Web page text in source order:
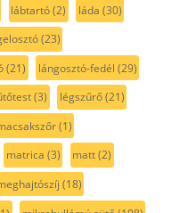
lábtartó(2) láda (30)
(23)
(21) lángosztó-fedél (29)
(3) légszűrő(21)
(1)
matrica (3) matt(2)
(18)